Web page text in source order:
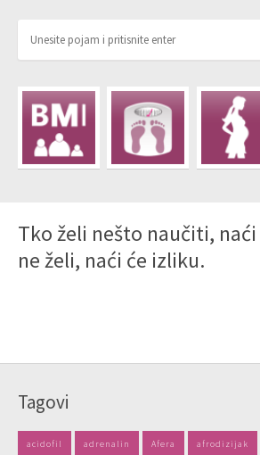
Tko želi nešto naučiti,
ne želi, naći će izliku.
Tagovi
acidofil adrenalin Afera afrodizijak